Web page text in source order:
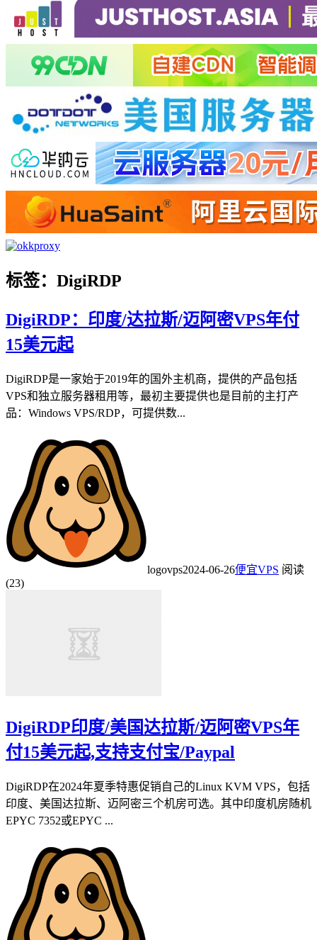
标签：DigiRDP
DigiRDP：印度/达拉斯/迈阿密VPS年付
15美元起
DigiRDP是一家始于2019年的国外主机商，提供的产品包括
VPS和独立服务器租用等，最初主要提供也是目前的主打产
品：Windows VPS/RDP，可提供数...
logovps2024-06-26便宜VPS 阅读
(23)
DigiRDP印度/美国达拉斯/迈阿密VPS年
付15美元起,支持支付宝/Paypal
DigiRDP在2024年夏季特惠促销自己的Linux KVM VPS，包括
印度、美国达拉斯、迈阿密三个机房可选。其中印度机房随机
EPYC 7352或EPYC ...